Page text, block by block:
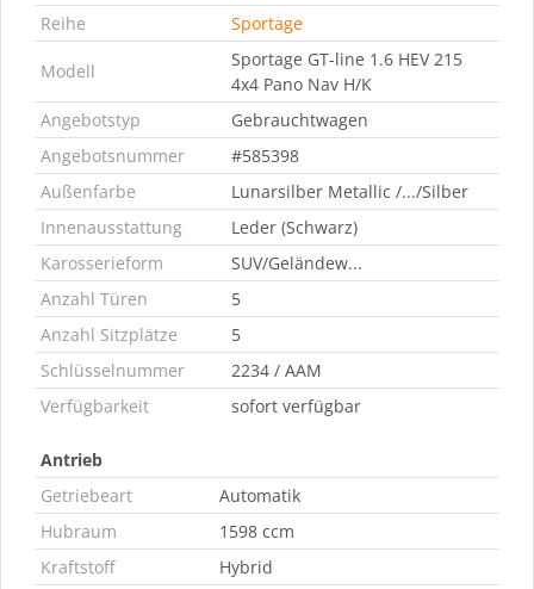
Reihe
Sportage
Modell
Sportage GT-line 1.6 HEV 215
4x4 Pano Nav H/K
Angebotstyp
Gebrauchtwagen
Angebotsnummer
#585398
Außenfarbe
Lunarsilber Metallic /.../Silber
Innenausstattung
Leder (Schwarz)
Karosserieform
SUV/Geländew...
Anzahl Türen
5
Anzahl Sitzplätze
5
Schlüsselnummer
2234 / AAM
Verfügbarkeit
sofort verfügbar
Antrieb
Getriebeart
Automatik
Hubraum
1598 ccm
Kraftstoff
Hybrid